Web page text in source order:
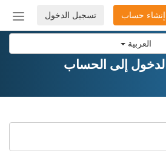
العربية
أو
تسجيل الدخول إنشاء حساب
إلى الحساب